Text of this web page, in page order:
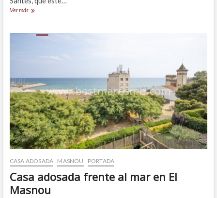
Ver más¡Llegan
la
CASA ADOSADA MASNOU PORTADA
Casa adosada frente al mar en El
Masnou